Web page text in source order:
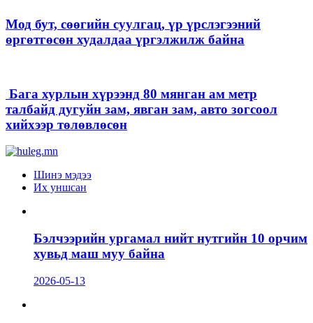
Мод бут, сөөгийн суулгац, үр үрслэгээний
өргөтгөсөн худалдаа үргэлжилж байна
Бага хурлын хүрээнд 80 мянган ам метр
талбайд дугуйн зам, явган зам, авто зогсоол
хийхээр төлөвлөсөн
Шинэ мэдээ
Их уншсан
Бэлчээрийн ургамал нийт нутгийн 10 орчим
хувьд маш муу байна
2026-05-13